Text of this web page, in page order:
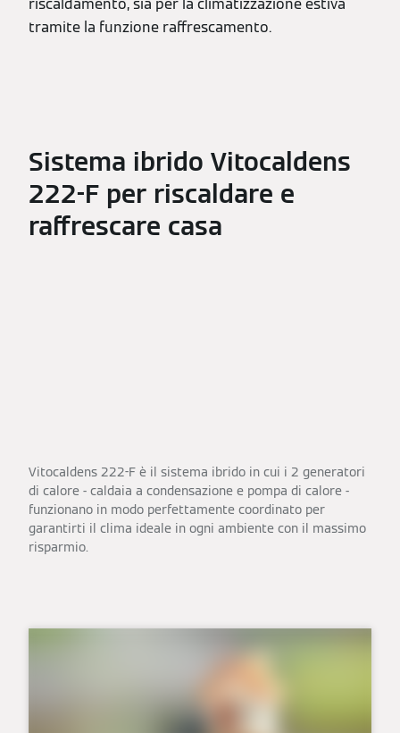
riscaldamento, sia per la climatizzazione estiva
tramite la funzione raffrescamento.
Sistema ibrido Vitocaldens
222-F per riscaldare e
raffrescare casa
Vitocaldens 222-F è il sistema ibrido in cui i 2 generatori
di calore - caldaia a condensazione e pompa di calore -
funzionano in modo perfettamente coordinato per
garantirti il clima ideale in ogni ambiente con il massimo
risparmio.